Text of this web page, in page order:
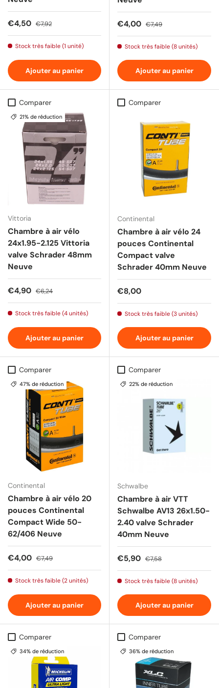
Prix soldé
€4,50 Prix habituel
€7,92
Stock très faible (1 unité)
Ajouter au panier
Prix soldé
€4,00 Prix habituel
€7,49
Stock très faible (8 unités)
Ajouter au panier
Comparer
21% de réduction
Vittoria
Chambre à air vélo
24x1.95-2.125 Vittoria
valve Schrader 48mm
Neuve
Prix soldé
€4,90 Prix habituel
€6,24
Stock très faible (4 unités)
Ajouter au panier
Comparer
Continental
Chambre à air vélo 24
pouces Continental
Compact valve
Schrader 40mm Neuve
Prix habituel
€8,00
Stock très faible (3 unités)
Ajouter au panier
Comparer
47% de réduction
Continental
Chambre à air vélo 20
pouces Continental
Compact Wide 50-
62/406 Neuve
Prix soldé
€4,00 Prix habituel
€7,49
Stock très faible (2 unités)
Ajouter au panier
Comparer
22% de réduction
Schwalbe
Chambre à air VTT
Schwalbe AV13 26x1.50-
2.40 valve Schrader
40mm Neuve
Prix soldé
€5,90 Prix habituel
€7,58
Stock très faible (8 unités)
Ajouter au panier
Comparer
34% de réduction
Comparer
36% de réduction